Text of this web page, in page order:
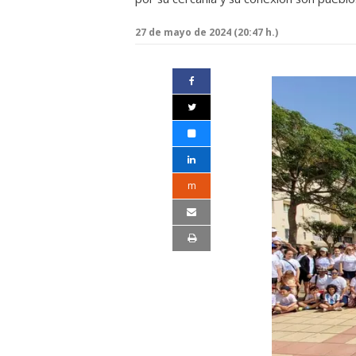
27 de mayo de 2024 (20:47 h.)
m